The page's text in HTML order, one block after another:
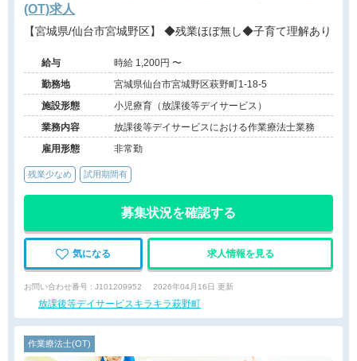
(OT)求人
【宮城県/仙台市宮城野区】 ◆残業ほぼ無し◆子育て理解あり
給与
時給 1,200円 〜
勤務地
宮城県仙台市宮城野区萩野町1-18-5
施設形態
小児療育（放課後等デイサービス）
業務内容
放課後等デイサービスにおける作業療法士業務
雇用形態
非常勤
残業少なめ 試用期間有
募集状況を確認する
気になる 求人情報を見る
お問い合わせ番号 : J101209952 2026年04月16日 更新
放課後等デイサービスキラキラ萩野町
作業療法士(OT)